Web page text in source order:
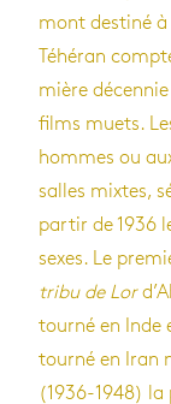
mont des­tiné
Téhé­ran
mière
films muets.
hommes ou
salles mixtes,
par­tir de 1936
sexes. Le
tribu de Lor
tourné en Inde
tourné en Iran
(1936-1948)